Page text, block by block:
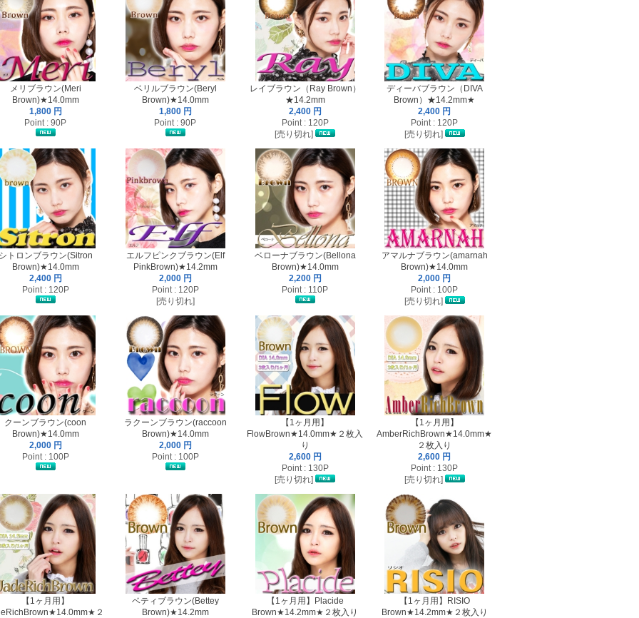
メリブラウン(Meri
Brown)★14.0mm
1,800 円
Point : 90P
ベリルブラウン(Beryl
Brown)★14.0mm
1,800 円
Point : 90P
レイブラウン（Ray Brown）
★14.2mm
2,400 円
Point : 120P
[売り切れ]
ディーバブラウン（DIVA
Brown）★14.2mm★
2,400 円
Point : 120P
[売り切れ]
トロンブラウン(Sitron
Brown)★14.0mm
2,400 円
Point : 120P
エルフピンクブラウン(Elf
PinkBrown)★14.2mm
2,000 円
Point : 120P
[売り切れ]
ベローナブラウン(Bellona
Brown)★14.0mm
2,200 円
Point : 110P
アマルナブラウン(amarnah
Brown)★14.0mm
2,000 円
Point : 100P
[売り切れ]
クーンブラウン(coon
Brown)★14.0mm
2,000 円
Point : 100P
ラクーンブラウン(raccoon
Brown)★14.0mm
2,000 円
Point : 100P
【1ヶ月用】
FlowBrown★14.0mm★２枚入
り
2,600 円
Point : 130P
[売り切れ]
【1ヶ月用】
AmberRichBrown★14.0mm★
２枚入り
2,600 円
Point : 130P
[売り切れ]
【1ヶ月用】
２
ベティブラウン(Bettey
Brown)★14.2mm
【1ヶ月用】Placide
Brown★14.2mm★２枚入り
【1ヶ月用】RISIO
Brown★14.2mm★２枚入り